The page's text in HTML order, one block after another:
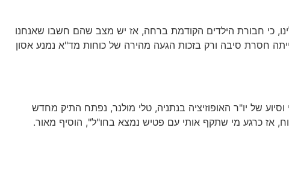
כי חבורת הילדים הקודמת ברחה, אז יש מצב שהם חשבו שאנחנו
חסרת סיבה ורק בזכות הגעה מהירה של כוחות מד"א נמנע אסון
של יו"ר האופוזיציה בנתניה, טלי מולנר, נפתח התיק מחדש
אז כרגע מי שתקף אותי עם פטיש נמצא בחו"ל", הוסיף מאור.